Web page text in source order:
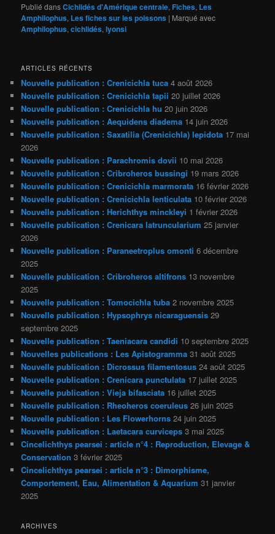
Publié dansCichlidés d'Amérique centrale,Fiches, Les
Amphilophus, Les fiches sur les poissons | Marqué avec
Amphilophus,cichlidés,lyonsi
ARTICLES RÉCENTS
Nouvelle publication : Crenicichla tuca 4 août 2026
Nouvelle publication : Crenicichla tapii 20 juillet 2026
Nouvelle publication : Crenicichla hu 20 juin 2026
Nouvelle publication : Aequidens diadema 14 juin 2026
Nouvelle publication : Saxatilia (Crenicichla) lepidota 17 mai
2026
Nouvelle publication : Parachromis dovii 10 mai 2026
Nouvelle publication : Cribroheros bussingi 19 mars 2026
Nouvelle publication : Crenicichla marmorata 16 février 2026
Nouvelle publication : Crenicichla lenticulata 10 février 2026
Nouvelle publication : Herichthys minckleyi 1 février 2026
Nouvelle publication : Crenicara latruncularium 25 janvier
2026
Nouvelle publication : Paraneetroplus omonti 6 décembre
2025
Nouvelle publication : Cribroheros altifrons 13 novembre
2025
Nouvelle publication : Tomocichla tuba 2 novembre 2025
Nouvelle publication : Hypsophrys nicaraguensis 29
septembre 2025
Nouvelle publication : Taeniacara candidi 10 septembre 2025
Nouvelles publications : Les Apistogramma 31 août 2025
Nouvelle publication : Dicrossus filamentosus 24 août 2025
Nouvelle publication : Crenicara punctulata 17 juillet 2025
Nouvelle publication : Vieja bifasciata 16 juillet 2025
Nouvelle publication : Rheoheros coeruleus 26 juin 2025
Nouvelle publication : Les Flowerhorns 24 juin 2025
Nouvelle publication : Laetacara curviceps 3 mai 2025
Cincelichthys pearsei : article n°4 : Reproduction, Elevage &
Conservation 3 février 2025
Cincelichthys pearsei : article n°3 : Dimorphisme,
Comportement, Eau, Alimentation & Aquarium 31 janvier
2025
ARCHIVES